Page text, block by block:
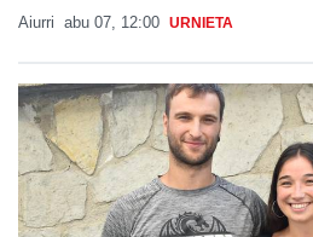
Aiurri abu 07, 12:00 URNIETA